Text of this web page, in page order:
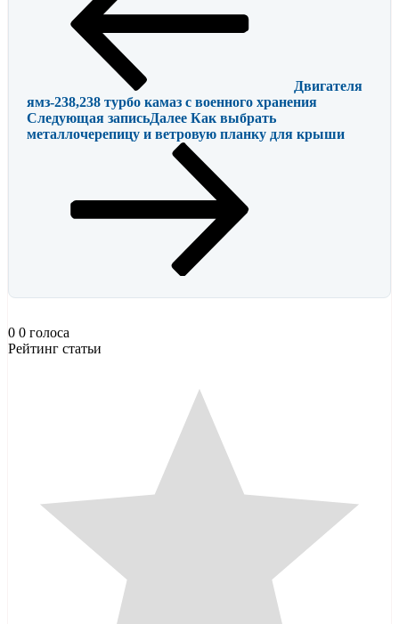
Двигателя
ямз-238,238 турбо камаз с военного хранения
Следующая записьДалее Как выбрать
металлочерепицу и ветровую планку для крыши
0 0 голоса
Рейтинг статьи